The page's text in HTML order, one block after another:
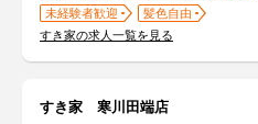
未経験者歓迎
髪色自由
すき家の求人一覧を見る
すき家 寒川田端店